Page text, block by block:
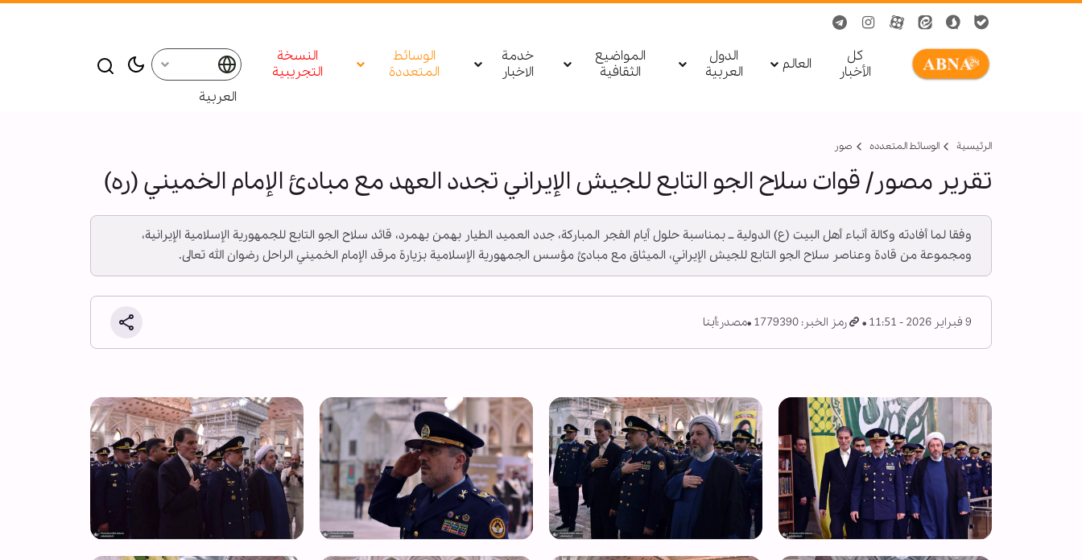
کل
الأخبار
العالم
الدول
العربیة
المواضيع
الثقافية
خدمة
الاخبار
الوسائط
المتعددة
النسخة
التجريبية
العربية
الرئيسية الوسائط المتعدده صور
تقرير مصور/ قوات سلاح الجو التابع للجيش الإيراني تجدد العهد مع مبادئ الإمام الخميني (ره)
وفقا لما أفادته وكالة أنباء أهل البيت (ع) الدولية ــ بمناسبة حلول أيام الفجر المباركة، جدد العميد الطيار بهمن بهمرد، قائد سلاح الجو التابع للجمهورية الإسلامية الإيرانية،
ومجموعة من قادة وعناصر سلاح الجو التابع للجيش الإيراني، الميثاق مع مبادئ مؤسس الجمهورية الإسلامية بزيارة مرقد الإمام الخميني الراحل رضوان الله تعالى.
9 فبراير 2026 - 11:51 رمز الخبر: 1779390 مصدر:أبنا